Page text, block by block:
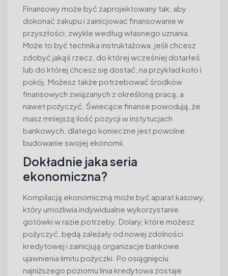
Finansowy może być zaprojektowany tak, aby
dokonać zakupu i zainicjować finansowanie w
przyszłości, zwykle według własnego uznania.
Może to być technika instruktażowa, jeśli chcesz
zdobyć jakąś rzecz, do której wcześniej dotarłeś
lub do której chcesz się dostać, na przykład koło i
pokój. Możesz także potrzebować środków
finansowych związanych z określoną pracą, a
nawet pożyczyć. Świecące finanse powodują, że
masz mniejszą ilość pozycji w instytucjach
bankowych, dlatego konieczne jest powolne
budowanie swojej ekonomii.
Dokładnie jaka seria
ekonomiczna?
Kompilacją ekonomiczną może być aparat kasowy,
który umożliwia indywidualne wykorzystanie
gotówki w razie potrzeby. Dolary, które możesz
pożyczyć, będą zależały od nowej zdolności
kredytowej i zainicjują organizacje bankowe
ujawnienia limitu pożyczki. Po osiągnięciu
najniższego poziomu linia kredytowa zostaje